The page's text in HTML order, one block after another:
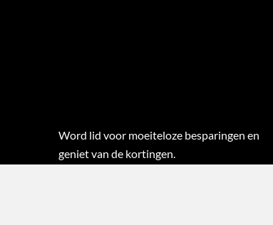
Word lid voor moeiteloze besparingen en
geniet van de kortingen.